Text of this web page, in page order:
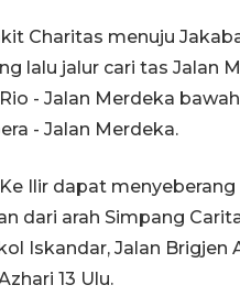
Charitas menuju
lalu jalur cari tas Jalan
- Jalan Merdeka
- Jalan Merdeka.
Ilir dapat
dari arah Simpang
Iskandar, Jalan Brigjen
13 Ulu.